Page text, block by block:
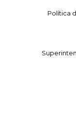
Política